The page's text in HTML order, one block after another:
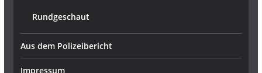
Rundgeschaut
Aus dem Polizeibericht
Impressum